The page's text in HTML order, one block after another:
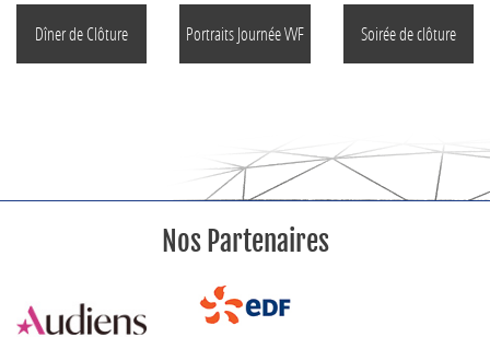
Dîner de Clôture Portraits Journée VVF Soirée de clôture
Nos Partenaires